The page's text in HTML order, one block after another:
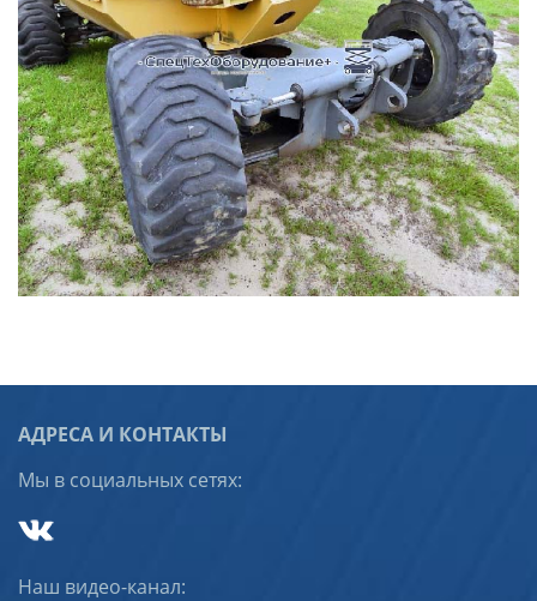
АДРЕСА И КОНТАКТЫ
Мы в социальных сетях:
Наш видео-канал: